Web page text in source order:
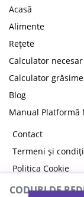
Acasă
Alimente
Rețete
Calculator
Calculator
Blog
Manual
Contact
Termeni și
Politica Cookie
Politica de
CODURI DE